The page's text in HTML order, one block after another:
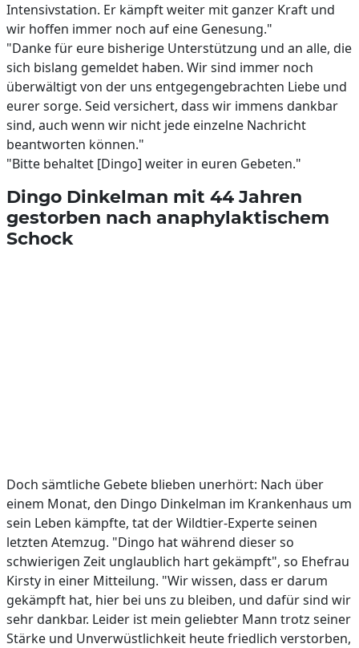
Intensivstation. Er kämpft weiter mit ganzer Kraft und
wir hoffen immer noch auf eine Genesung."
"Danke für eure bisherige Unterstützung und an alle, die
sich bislang gemeldet haben. Wir sind immer noch
überwältigt von der uns entgegengebrachten Liebe und
eurer sorge. Seid versichert, dass wir immens dankbar
sind, auch wenn wir nicht jede einzelne Nachricht
beantworten können."
"Bitte behaltet [Dingo] weiter in euren Gebeten."
Dingo Dinkelman mit 44 Jahren
gestorben nach anaphylaktischem
Schock
Doch sämtliche Gebete blieben unerhört: Nach über
einem Monat, den Dingo Dinkelman im Krankenhaus um
sein Leben kämpfte, tat der Wildtier-Experte seinen
letzten Atemzug. "Dingo hat während dieser so
schwierigen Zeit unglaublich hart gekämpft", so Ehefrau
Kirsty in einer Mitteilung. "Wir wissen, dass er darum
gekämpft hat, hier bei uns zu bleiben, und dafür sind wir
sehr dankbar. Leider ist mein geliebter Mann trotz seiner
Stärke und Unverwüstlichkeit heute friedlich verstorben,